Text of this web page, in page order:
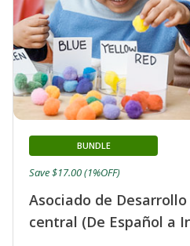
Asociado de
central (De Español a
BUNDLE
Save $17.00 (1%OFF)